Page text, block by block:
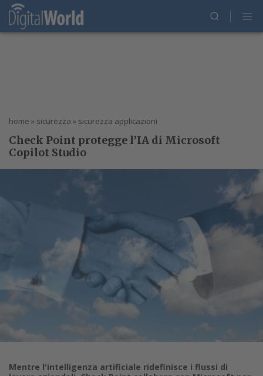
home » sicurezza » sicurezza applicazioni
Check Point protegge l’IA di Microsoft
Copilot Studio
Mentre l'intelligenza artificiale ridefinisce i flussi di